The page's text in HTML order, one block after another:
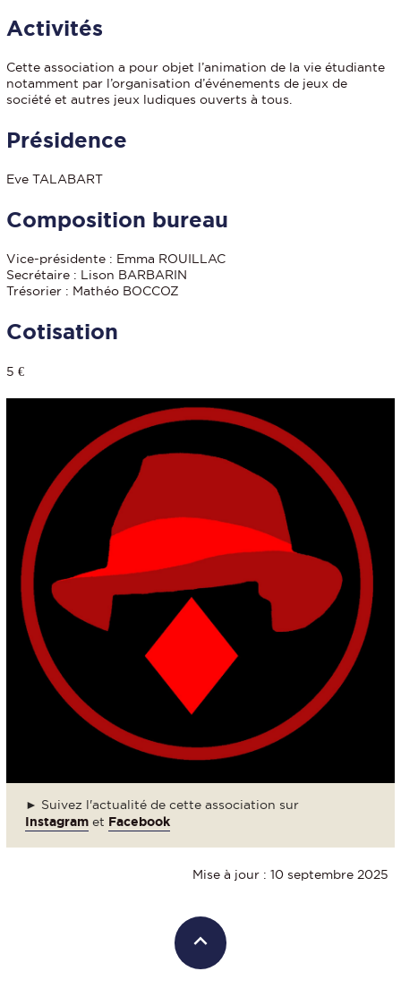
Activités
Cette association a pour objet l’animation de la vie étudiante
notamment par l’organisation d’événements de jeux de
société et autres jeux ludiques ouverts à tous.
Présidence
Eve TALABART
Composition bureau
Vice-présidente : Emma ROUILLAC
Secrétaire : Lison BARBARIN
Trésorier : Mathéo BOCCOZ
Cotisation
5 €
► Suivez l'actualité de cette association sur
Instagram et Facebook
Mise à jour : 10 septembre 2025